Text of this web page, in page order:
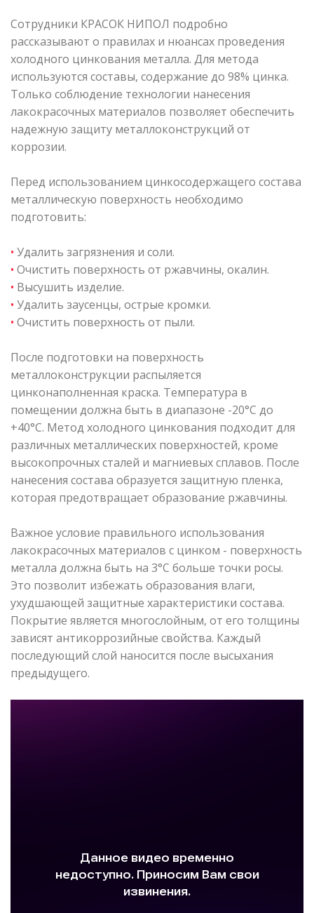
Сотрудники КРАСОК НИПОЛ подробно
рассказывают о правилах и нюансах проведения
холодного цинкования металла. Для метода
используются составы, содержание до 98% цинка.
Только соблюдение технологии нанесения
лакокрасочных материалов позволяет обеспечить
надежную защиту металлоконструкций от
коррозии.
Перед использованием цинкосодержащего состава
металлическую поверхность необходимо
подготовить:
• Удалить загрязнения и соли.
• Очистить поверхность от ржавчины, окалин.
• Высушить изделие.
• Удалить заусенцы, острые кромки.
• Очистить поверхность от пыли.
После подготовки на поверхность
металлоконструкции распыляется
цинконаполненная краска. Температура в
помещении должна быть в диапазоне -20°C до
+40°C. Метод холодного цинкования подходит для
различных металлических поверхностей, кроме
высокопрочных сталей и магниевых сплавов. После
нанесения состава образуется защитную пленка,
которая предотвращает образование ржавчины.
Важное условие правильного использования
лакокрасочных материалов с цинком - поверхность
металла должна быть на 3°C больше точки росы.
Это позволит избежать образования влаги,
ухудшающей защитные характеристики состава.
Покрытие является многослойным, от его толщины
зависят антикоррозийные свойства. Каждый
последующий слой наносится после высыхания
предыдущего.